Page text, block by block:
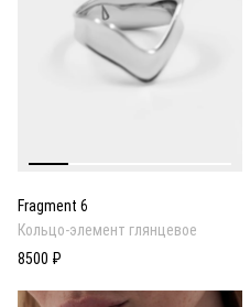
Fragment 6
Кольцо-элемент глянцевое
8500 ₽